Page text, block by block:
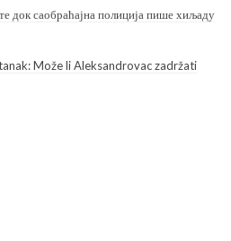
док саобраћајна полиција пише хиљаду
Može li Aleksandrovac zadržati